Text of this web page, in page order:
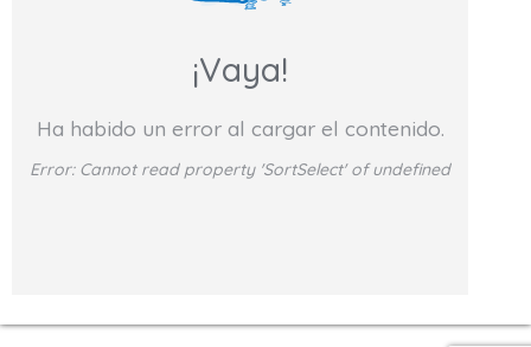
¡Vaya!
Ha habido un error al cargar el contenido.
Error: Cannot read property 'SortSelect' of undefined